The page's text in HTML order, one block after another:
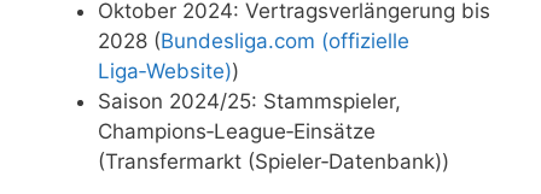
Oktober 2024: Vertragsverlängerung bis
2028 (Bundesliga.com (offizielle
Liga‑Website))
Saison 2024/25: Stammspieler,
Champions‑League‑Einsätze
(Transfermarkt (Spieler‑Datenbank))